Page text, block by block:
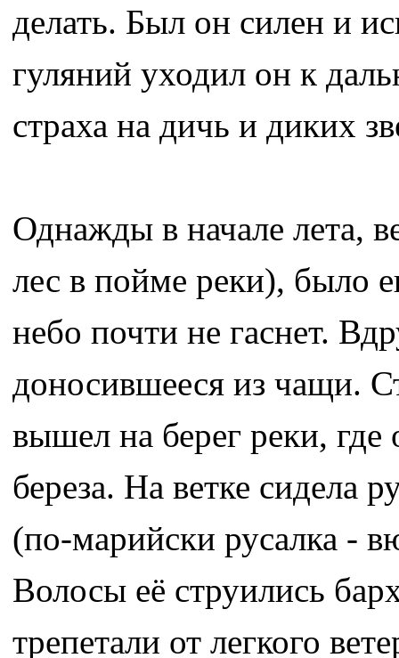
делать. Был он силен и
гуляний уходил он к
страха на дичь и диких
Однажды в начале лета,
лес в пойме реки), было
небо почти не гаснет.
доносившееся из чащи.
вышел на берег реки, где
береза. На ветке сидела
(по-марийски русалка -
Волосы её струились
трепетали от легкого